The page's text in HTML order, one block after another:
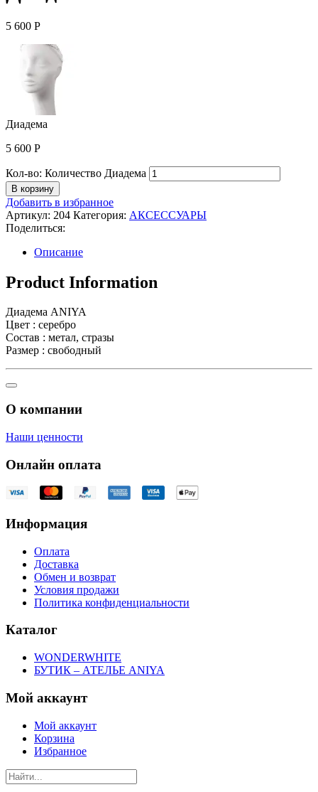
5 600 Р
Диадема
5 600 Р
Кол-во: Количество Диадема
В корзину
Добавить в избранное
Артикул: 204 Категория: АКСЕССУАРЫ
Поделиться:
Описание
Product Information
Диадема ANIYA
Цвет : серебро
Состав : метал, стразы
Размер : свободный
О компании
Наши ценности
Онлайн оплата
Информация
Оплата
Доставка
Обмен и возврат
Условия продажи
Политика конфиденциальности
Каталог
WONDERWHITE
БУТИК – АТЕЛЬЕ ANIYA
Мой аккаунт
Мой аккаунт
Корзина
Избранное